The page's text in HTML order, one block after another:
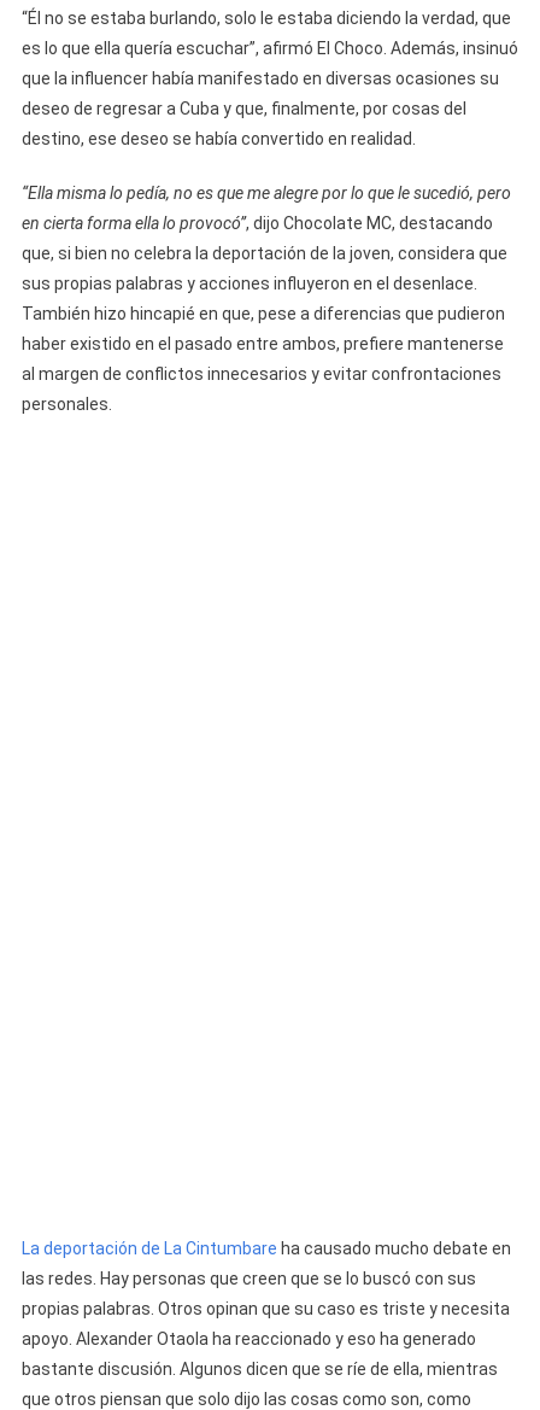
“Él no se estaba burlando, solo le estaba diciendo la verdad, que
es lo que ella quería escuchar”, afirmó El Choco. Además, insinuó
que la influencer había manifestado en diversas ocasiones su
deseo de regresar a Cuba y que, finalmente, por cosas del
destino, ese deseo se había convertido en realidad.
“Ella misma lo pedía, no es que me alegre por lo que le sucedió, pero
en cierta forma ella lo provocó”, dijo Chocolate MC, destacando
que, si bien no celebra la deportación de la joven, considera que
sus propias palabras y acciones influyeron en el desenlace.
También hizo hincapié en que, pese a diferencias que pudieron
haber existido en el pasado entre ambos, prefiere mantenerse
al margen de conflictos innecesarios y evitar confrontaciones
personales.
La deportación de La Cintumbare ha causado mucho debate en
las redes. Hay personas que creen que se lo buscó con sus
propias palabras. Otros opinan que su caso es triste y necesita
apoyo. Alexander Otaola ha reaccionado y eso ha generado
bastante discusión. Algunos dicen que se ríe de ella, mientras
que otros piensan que solo dijo las cosas como son, como